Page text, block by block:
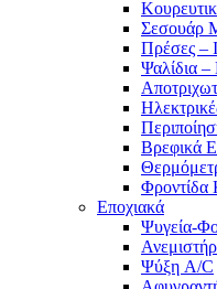
Σεσουάρ
Πρέσες –
Ψαλίδια
Βρεφικά
Φροντίδα
Εποχιακά
Ψυγεία-
Ψύξη A/C